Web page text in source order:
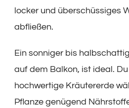
locker und überschüssiges
abfließen.
Ein sonniger bis
auf dem Balkon, ist ideal.
hochwertige Kräutererde
Pflanze genügend